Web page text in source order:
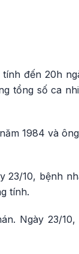
đến 20h
tổng số ca
1984 và
23/10, bệnh
tính.
Ngày 23/